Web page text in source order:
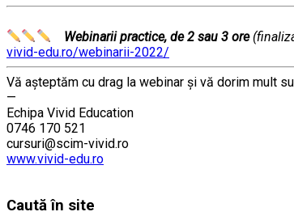
Webinarii practice, de 2 sau 3 ore
vivid-edu.ro/webinarii-2022/
Vă aşteptăm cu drag la webinar şi vă dorim mult
—
Echipa Vivid Education
0746 170 521
cursuri@scim-vivid.ro
www.vivid-edu.ro
Caută în site